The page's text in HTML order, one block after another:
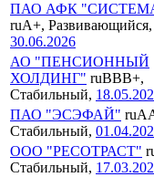
ПАО АФК
ruA+, Развивающийся,
30.06.2026
АО "ПЕНСИОННЫЙ
ХОЛДИНГ" ruBBB+,
Стабильный,
ПАО "ЭСЭФАЙ"
Стабильный,
ООО "РЕСОТРАСТ"
Стабильный,